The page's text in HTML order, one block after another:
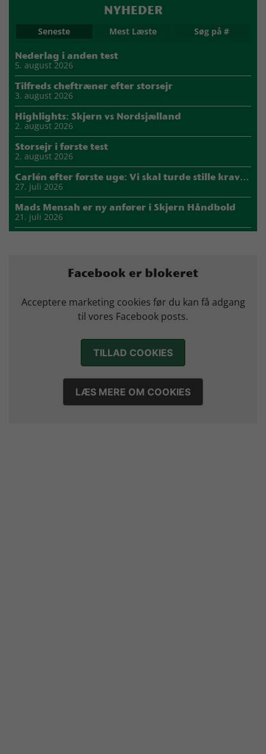
NYHEDER
Seneste Mest Læste Søg på #
Nederlag i anden test
5. august 2026
Tilfreds cheftræner efter storsejr
3. august 2026
Highlights: Skjern vs Nordsjælland
2. august 2026
Storsejr i første test
2. august 2026
Carlén efter første uge: Vi skal turde stille krav til hinanden
27. juli 2026
Mads Mensah er ny anfører i Skjern Håndbold
21. juli 2026
Marius Nørsøller udlejes til HØJ Elite
Morten Vium takker af efter 17 sæsoner i grønt
12. juli 2026
Facebook er blokeret
Acceptere marketing cookies før du kan få adgang
til vores Facebook posts.
TILLAD COOKIES
LÆS MERE OM COOKIES